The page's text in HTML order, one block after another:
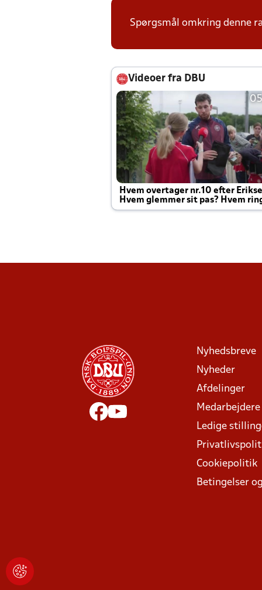
Spørgsmål omkring denne
Videoer fra DBU
Hvem overtager nr.10 efter
Hvem glemmer sit pas? Hvem
Joachim altid til efter kampe?
Nyhedsbreve
Nyheder
Afdelinger
Medarbejdere
Ledige
Cookiepolitik
Betingelser